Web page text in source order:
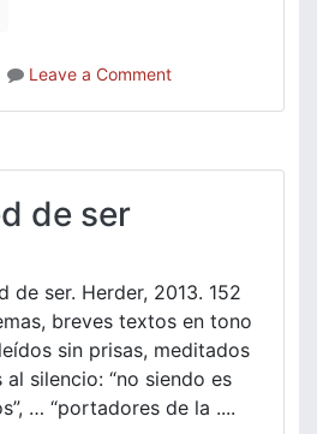
Leave a Commenton
de ser
de ser. Herder, 2013. 152
breves textos en tono
sin prisas, meditados
silencio: “no siendo es
… “portadores de la ....